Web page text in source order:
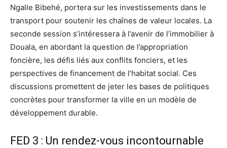
Ngalle Bibehé, portera sur les investissements dans le
transport pour soutenir les chaînes de valeur locales. La
seconde session s’intéressera à l’avenir de l’immobilier à
Douala, en abordant la question de l’appropriation
foncière, les défis liés aux conflits fonciers, et les
perspectives de financement de l’habitat social. Ces
discussions promettent de jeter les bases de politiques
concrètes pour transformer la ville en un modèle de
développement durable.
FED 3 : Un rendez-vous incontournable